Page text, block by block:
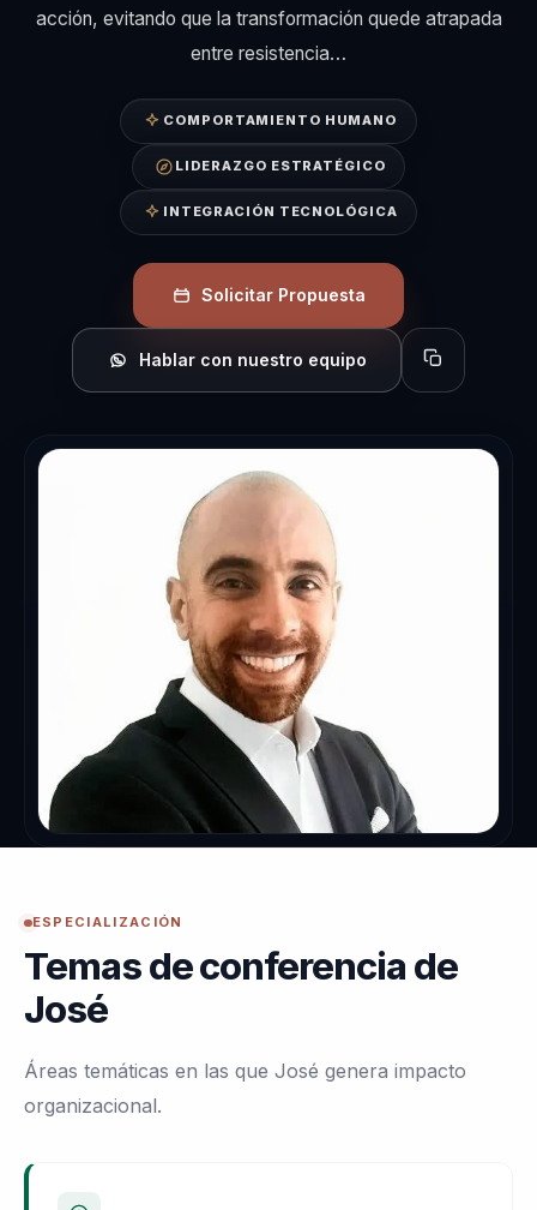
acción, evitando que la transformación quede atrapada
entre resistencia…
COMPORTAMIENTO HUMANO
LIDERAZGO ESTRATÉGICO
INTEGRACIÓN TECNOLÓGICA
Solicitar Propuesta
Hablar con nuestro equipo Copiar perfil
ESPECIALIZACIÓN
Temas de conferencia de
José
Áreas temáticas en las que José genera impacto
organizacional.